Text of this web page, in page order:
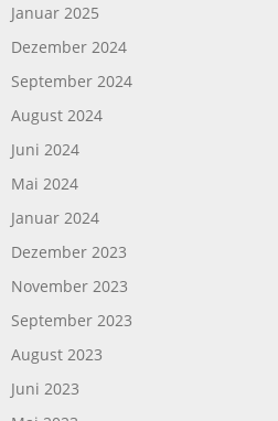
Januar 2025
Dezember 2024
September 2024
August 2024
Juni 2024
Mai 2024
Januar 2024
Dezember 2023
November 2023
September 2023
August 2023
Juni 2023